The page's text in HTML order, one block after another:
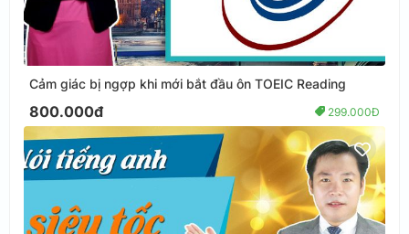
Cảm giác bị ngợp khi mới bắt đầu ôn TOEIC Reading
800.000đ 299.000Đ